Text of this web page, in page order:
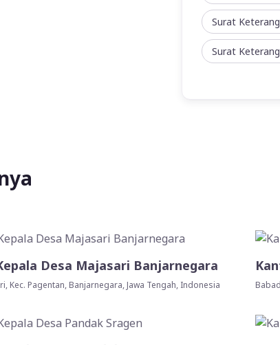
Surat
Surat
Desa Majasari Banjarnegara
Kec. Pagentan, Banjarnegara, Jawa Tengah, Indonesia